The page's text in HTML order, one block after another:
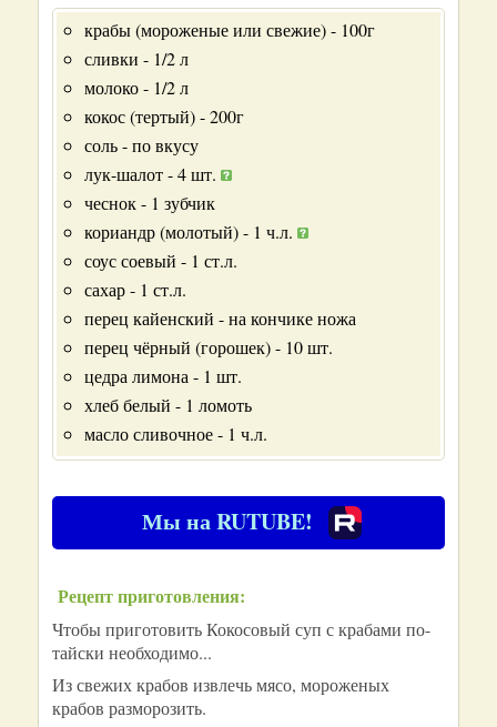
крабы (мороженые или свежие) - 100г
сливки - 1/2 л
молоко - 1/2 л
кокос (тертый) - 200г
соль - по вкусу
лук-шалот - 4 шт.
чеснок - 1 зубчик
кориандр (молотый) - 1 ч.л.
соус соевый - 1 ст.л.
сахар - 1 ст.л.
перец кайенский - на кончике ножа
перец чёрный (горошек) - 10 шт.
цедра лимона - 1 шт.
хлеб белый - 1 ломоть
масло сливочное - 1 ч.л.
Мы на RUTUBE!
Рецепт приготовления:
Чтобы приготовить Кокосовый суп с крабами по-
тайски необходимо...
Из свежих крабов извлечь мясо, мороженых
крабов разморозить.